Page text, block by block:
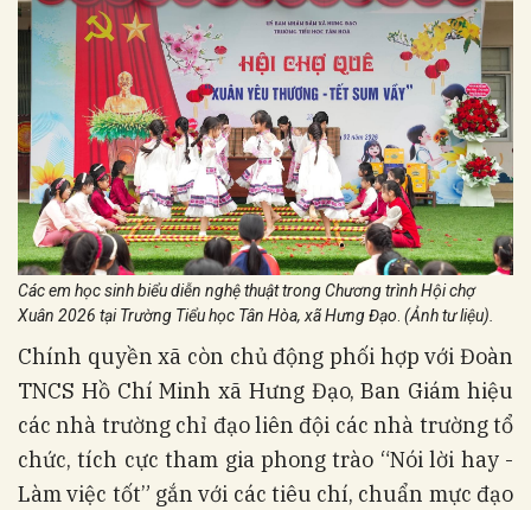
Các em học sinh biểu diễn nghệ thuật trong Chương trình Hội chợ
Xuân 2026 tại Trường Tiểu học Tân Hòa, xã Hưng Đạo (Ảnh tư liệu).
Chính quyền xã còn chủ động phối hợp với Đoàn
TNCS Hồ Chí Minh xã Hưng Đạo, Ban Giám hiệu
các nhà trường chỉ đạo liên đội các nhà trường tổ
chức, tích cực tham gia phong trào “Nói lời hay -
Làm việc tốt” gắn với các tiêu chí, chuẩn mực đạo